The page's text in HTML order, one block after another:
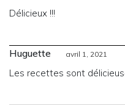
Délicieux !!!
Huguette avril 1, 2021
Les recettes sont